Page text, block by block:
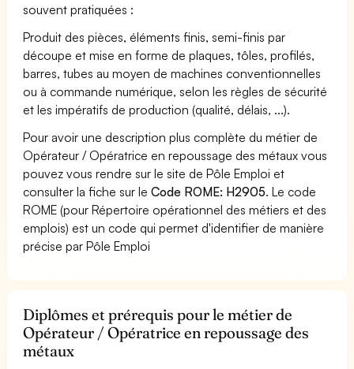
souvent pratiquées :
Produit des pièces, éléments finis, semi-finis par
découpe et mise en forme de plaques, tôles, profilés,
barres, tubes au moyen de machines conventionnelles
ou à commande numérique, selon les règles de sécurité
et les impératifs de production (qualité, délais, ...).
Pour avoir une description plus complète du métier de
Opérateur / Opératrice en repoussage des métaux vous
pouvez vous rendre sur le site de Pôle Emploi et
consulter la fiche sur leCode ROME: H2905. Le code
ROME (pour Répertoire opérationnel des métiers et des
emplois) est un code qui permet d'identifier de manière
précise par Pôle Emploi
Diplômes et prérequis pour le métier de
Opérateur / Opératrice en repoussage des
métaux